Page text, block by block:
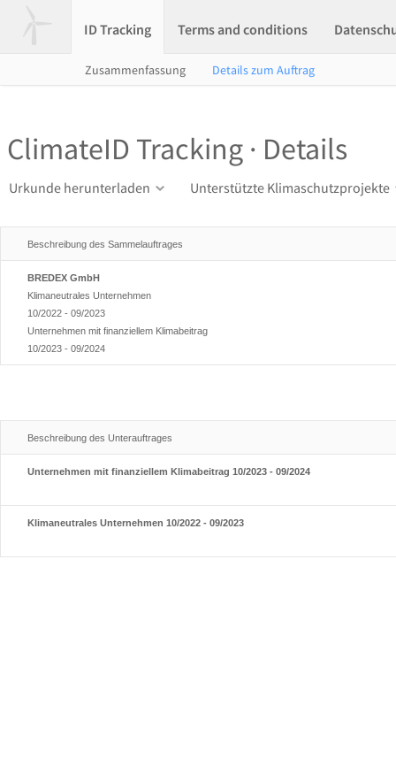
ID Tracking Terms and conditions
Zusammenfassung Details zum Auftrag
ClimateID Tracking · Details
Urkunde herunterladen Unterstützte Klimaschutzprojekte
Beschreibung des Sammelauftrages
BREDEX GmbH
Klimaneutrales Unternehmen
10/2022 - 09/2023
Unternehmen mit finanziellem Klimabeitrag
10/2023 - 09/2024
Beschreibung des Unterauftrages
Unternehmen mit finanziellem Klimabeitrag 10/2023 - 09/2024
Klimaneutrales Unternehmen 10/2022 - 09/2023